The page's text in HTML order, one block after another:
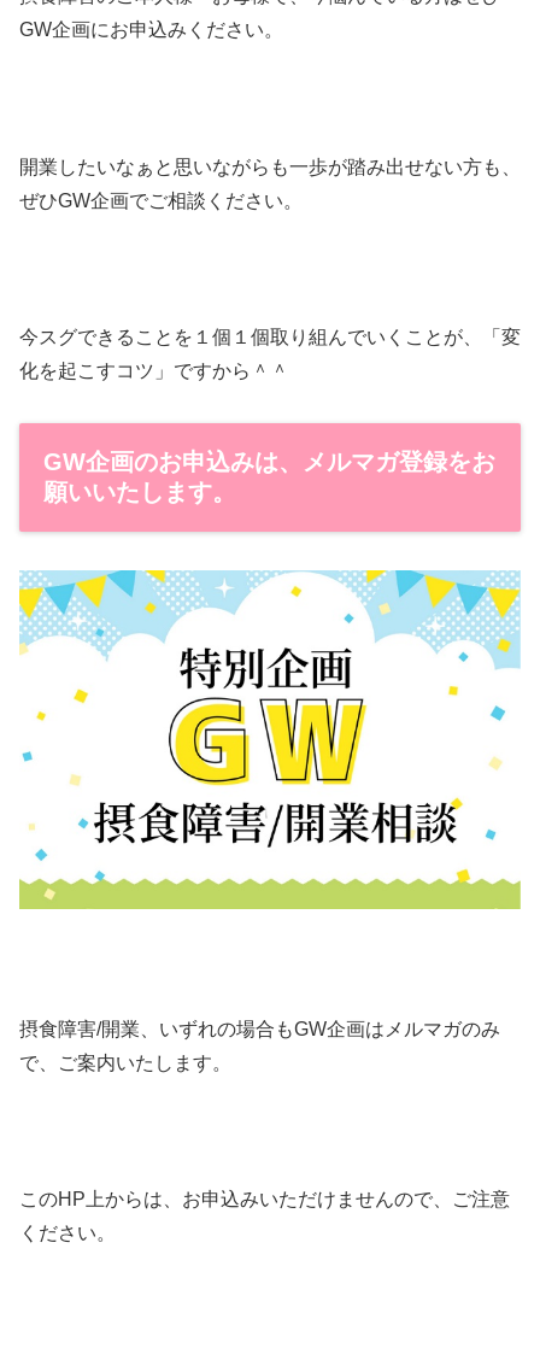
GW企画にお申込みください。
開業したいなぁと思いながらも一歩が踏み出せない方も、
ぜひGW企画でご相談ください。
今スグできることを１個１個取り組んでいくことが、「変
化を起こすコツ」ですから＾＾
GW企画のお申込みは、メルマガ登録をお
願いいたします。
摂食障害/開業、いずれの場合もGW企画はメルマガのみ
で、ご案内いたします。
このHP上からは、お申込みいただけませんので、ご注意
ください。